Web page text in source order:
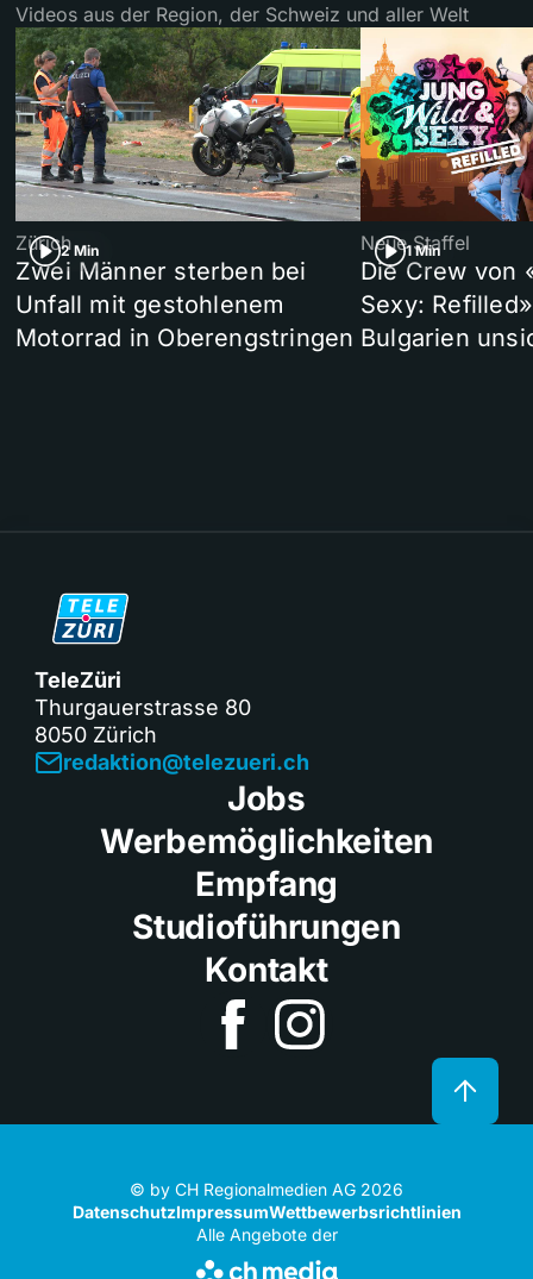
Videos aus der Region, der Schweiz und aller Welt
2 Min
Zürich
Zwei Männer sterben bei
Unfall mit gestohlenem
Motorrad in Oberengstringen
1 Min
Neue Staffel
Die Crew von
Sexy:
Bulgarien
TeleZüri
Thurgauerstrasse 80
8050 Zürich
redaktion@telezueri.ch
Jobs
Werbemöglichkeiten
Empfang
Studioführungen
Kontakt
© by CH Regionalmedien AG 2026
DatenschutzImpressumWettbewerbsrichtlinien
Alle Angebote der